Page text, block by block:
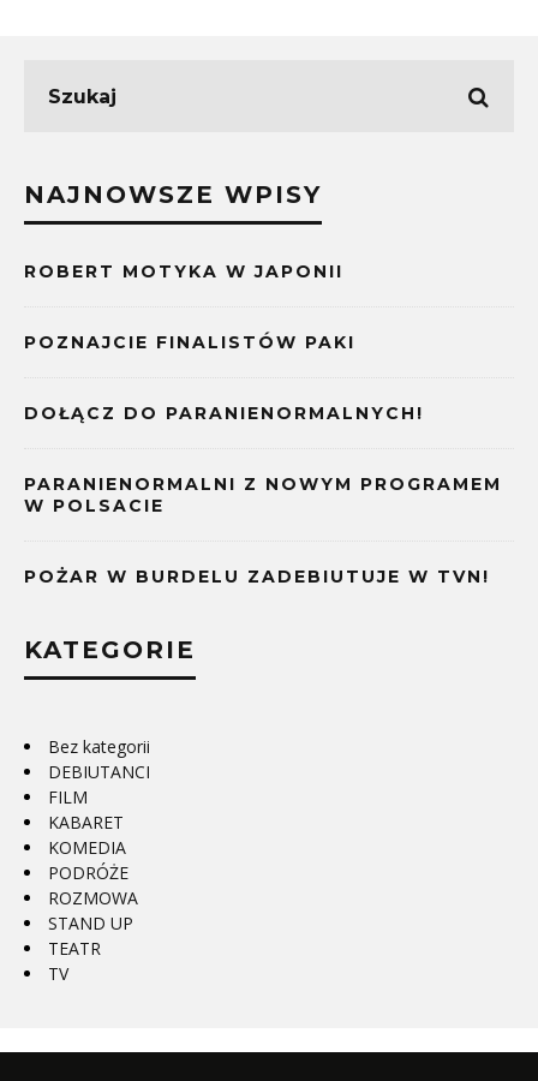
NAJNOWSZE WPISY
ROBERT MOTYKA W JAPONII
POZNAJCIE FINALISTÓW PAKI
DOŁĄCZ DO PARANIENORMALNYCH!
PARANIENORMALNI Z NOWYM PROGRAMEM
W POLSACIE
POŻAR W BURDELU ZADEBIUTUJE W TVN!
KATEGORIE
Bez kategorii
DEBIUTANCI
FILM
KABARET
KOMEDIA
PODRÓŻE
ROZMOWA
STAND UP
TEATR
TV